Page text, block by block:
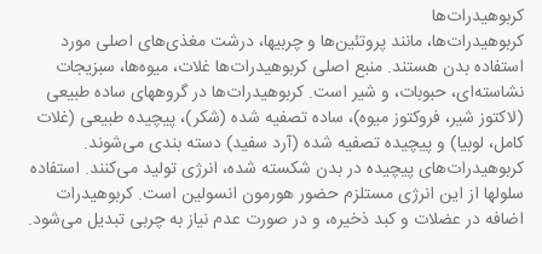
کربوهیدرات‌ها
کربوهیدرات‌ها، مانند پروتئین‌ها و چربیها، درشت مغذی‌های اصلی مورد
استفاده بدن هستند. منبع اصلی کربوهیدرات‌ها غلات، میوه‌ها، سبزیجات
نشاسته‌ای، حبوبات، و شیر است. کربوهیدرات‌ها در گروههای ساده طبیعی
(لاکتوز شیر، فروکتوز میوه)، ساده تصفیه شده (شکر)، پیچیده طبیعی (غلات
کامل، لوبیا) و پیچیده تصفیه شده (آرد سفید) دسته بندی می‌شوند.
کربوهیدرات‌های پیچیده در بدن شکسته شده، انرژی تولید می‌کنند. استفاده
سلولها از این انرژی مستلزم حضور هورمون انسولین است. کربوهیدرات
اضافه در عضلات و کبد ذخیره، و در صورت عدم نیاز به چربی تبدیل می‌شود.